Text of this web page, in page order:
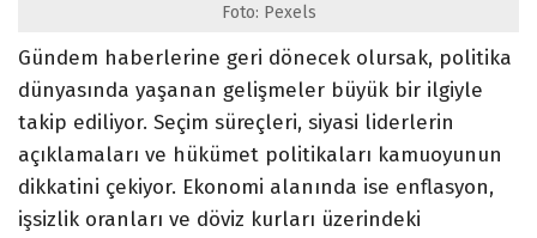
Foto: Pexels
Gündem haberlerine geri dönecek olursak, politika
dünyasında yaşanan gelişmeler büyük bir ilgiyle
takip ediliyor. Seçim süreçleri, siyasi liderlerin
açıklamaları ve hükümet politikaları kamuoyunun
dikkatini çekiyor. Ekonomi alanında ise enflasyon,
işsizlik oranları ve döviz kurları üzerindeki